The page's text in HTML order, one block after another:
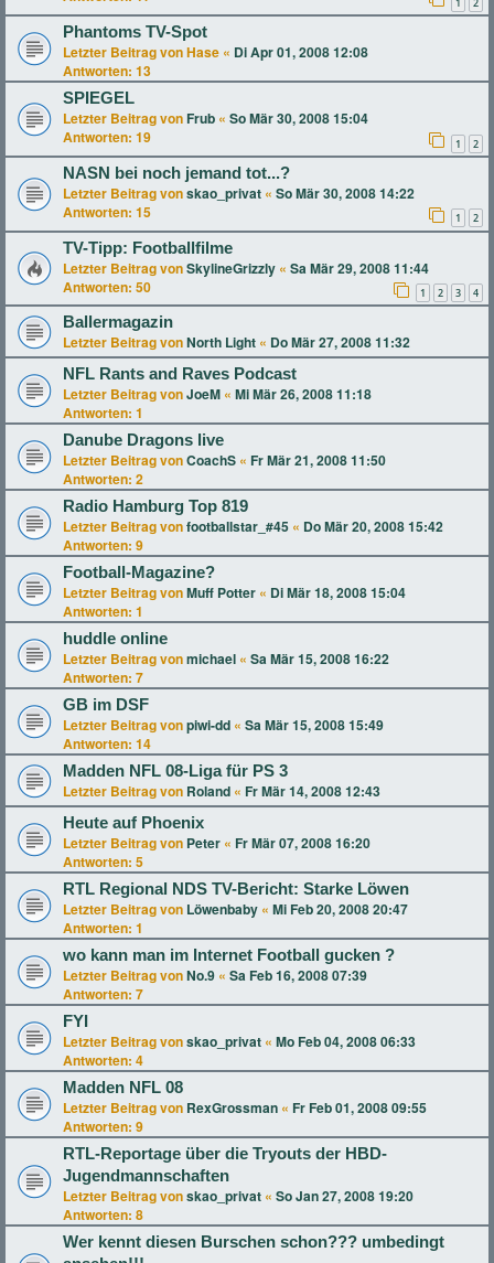
Phantoms TV-Spot
Letzter Beitrag vonHase « Di Apr 01, 2008 12:08
Antworten: 13
SPIEGEL
Letzter Beitrag von Frub « So Mär 30, 2008 15:04
Antworten: 19 1 2
NASN bei noch jemand tot...?
Letzter Beitrag vonskao_privat « So Mär 30, 2008 14:22
Antworten: 15 1 2
TV-Tipp: Footballfilme
Letzter Beitrag vonSkylineGrizzly « Sa Mär 29, 2008 11:44
Antworten: 50 1 2 3 4
Ballermagazin
Letzter Beitrag vonNorth Light « Do Mär 27, 2008 11:32
NFL Rants and Raves Podcast
Letzter Beitrag vonJoeM « Mi Mär 26, 2008 11:18
Antworten: 1
Danube Dragons live
Letzter Beitrag vonCoachS « Fr Mär 21, 2008 11:50
Antworten: 2
Radio Hamburg Top 819
Letzter Beitrag vonfootballstar_#45 « Do Mär 20, 2008 15:42
Antworten: 9
Football-Magazine?
Letzter Beitrag vonMuff Potter « Di Mär 18, 2008 15:04
Antworten: 1
huddle online
Letzter Beitrag vonmichael « Sa Mär 15, 2008 16:22
Antworten: 7
GB im DSF
Letzter Beitrag vonpiwi-dd « Sa Mär 15, 2008 15:49
Antworten: 14
Madden NFL 08-Liga für PS 3
Letzter Beitrag von Roland « Fr Mär 14, 2008 12:43
Heute auf Phoenix
Letzter Beitrag von Peter « Fr Mär 07, 2008 16:20
Antworten: 5
RTL Regional NDS TV-Bericht: Starke Löwen
Letzter Beitrag von Löwenbaby « Mi Feb 20, 2008 20:47
Antworten: 1
wo kann man im Internet Football gucken ?
Letzter Beitrag vonNo.9 « Sa Feb 16, 2008 07:39
Antworten: 7
FYI
Letzter Beitrag vonskao_privat « Mo Feb 04, 2008 06:33
Antworten: 4
Madden NFL 08
Letzter Beitrag von RexGrossman « Fr Feb 01, 2008 09:55
Antworten: 9
RTL-Reportage über die Tryouts der HBD-
Jugendmannschaften
Letzter Beitrag vonskao_privat « So Jan 27, 2008 19:20
Antworten: 8
Wer kennt diesen Burschen schon??? umbedingt